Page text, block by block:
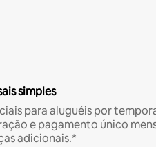
simples
para aluguéis por
e pagamento único
adicionais.*